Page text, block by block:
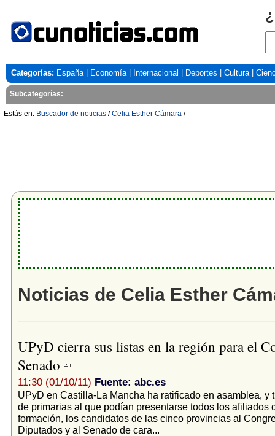
Categorías: España| Economía| Internacional Deportes Cultura|
Subcategorías:
Estás en: Buscador de noticias /Celia Esther Cámara /
Noticias de Celia Esther
UPyD cierra sus listas en la región para el
Senado
11:30 (01/10/11) Fuente: abc.es
UPyD en Castilla-La Mancha ha ratificado en asamblea, y
de primarias al que podían presentarse todos los afiliados
formación, los candidatos de las cinco provincias al
Diputados y al Senado de cara...